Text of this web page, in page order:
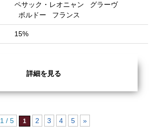
ペサック・レオニャン
グラーヴ
ボルドー
フランス
15%
詳細を見る
1 / 5 1 2 3 4 5 »